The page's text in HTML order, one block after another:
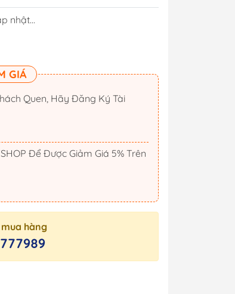
Công Tắc Điện
Hộp Cầu Chì & Bus Bar
nhật...
GIÁ
Quen, Hãy Đăng Ký Tài
Để Được Giảm Giá 5% Trên
hàng